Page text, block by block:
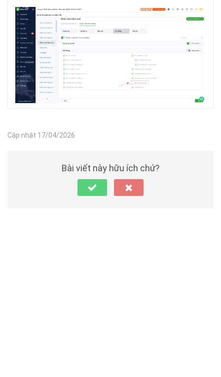
Cập nhật 17/04/2026
Bài viết này hữu ích chứ?